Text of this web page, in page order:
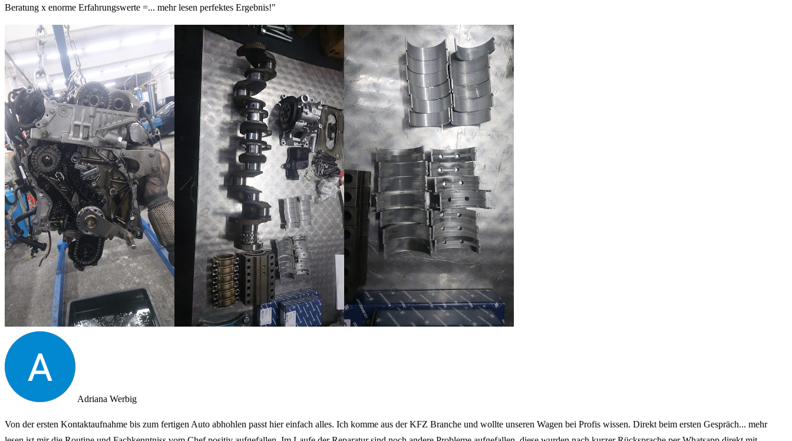
Beratung x enorme Erfahrungswerte =... mehr lesen perfektes Ergebnis!"
Adriana Werbig
Von der ersten Kontaktaufnahme bis zum fertigen Auto abhohlen passt hier einfach alles. Ich komme aus der KFZ Branche und wollte unseren Wagen bei Profis wissen. Direkt beim ersten Gespräch... mehr